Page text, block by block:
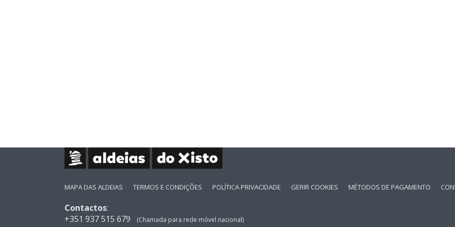
MAPA DAS ALDEIAS TERMOS E CONDIÇÕES POLÍTICA PRIVACIDADE GERIR COOKIES MÉTODOS DE PAGAMENTO
Contactos:
+351 937 515 679
(Chamada para rede móvel nacional)